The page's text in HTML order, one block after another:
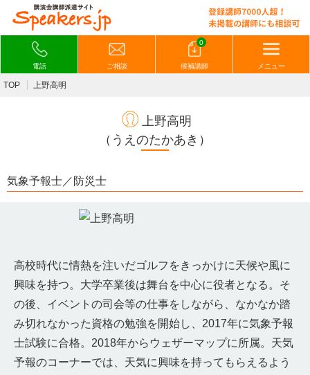
電話 ご相談
0
候補講師 メニュー
TOP 上野高明
上野高明
（うえのたかあき）
気象予報士／防災士
高校時代に情熱を注いだゴルフをきっかけに天候や風に
興味を持つ。大学卒業後は舞台を中心に役者となる。そ
の後、イベントの司会等の仕事をしながら、なかなか踏
み切れなかった資格の勉強を開始し、2017年に気象予報
士試験に合格。2018年からウェザーマップに所属。天気
予報のコーナーでは、天気に興味を持ってもらえるよう